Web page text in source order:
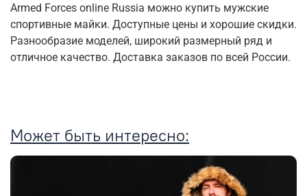
Armed Forces online Russia можно купить мужские
спортивные майки. Доступные цены и хорошие скидки.
Разнообразие моделей, широкий размерный ряд и
отличное качество. Доставка заказов по всей России.
Может быть интересно: